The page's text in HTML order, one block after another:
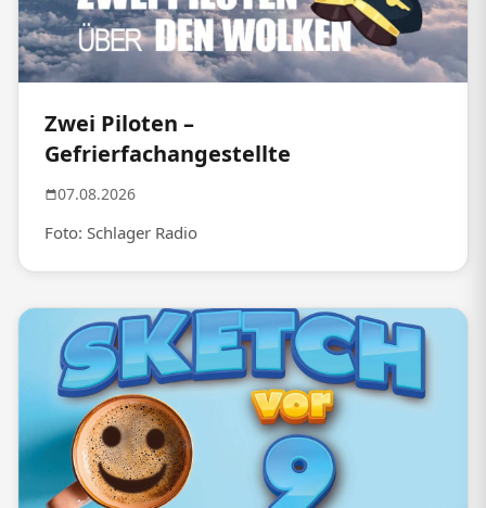
Zwei Piloten –
Gefrierfachangestellte
07.08.2026
Foto: Schlager Radio